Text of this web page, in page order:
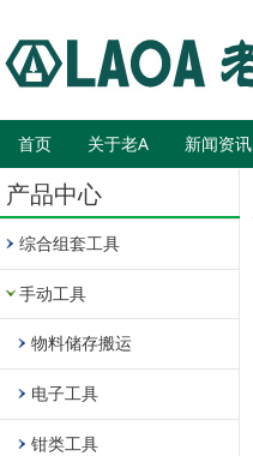
首页 关于老A 新闻资讯
产品中心
综合组套工具
手动工具
物料储存搬运
电子工具
钳类工具